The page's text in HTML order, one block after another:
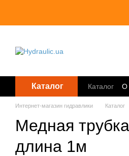
Каталог Каталог О
Точки
Интернет-магазин гидравлики Каталог
Медная
длина 1м